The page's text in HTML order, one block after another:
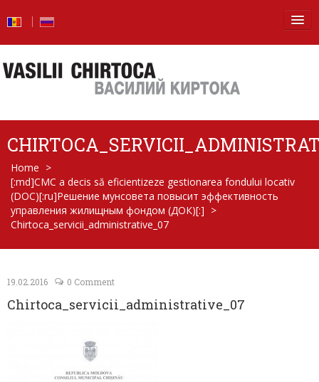
Știri
Blog
Foto
Video
De la vorbe – la fapte
Raport de activitate
Întrebări şi răspunsuri
Despre mine
Home >
[:md]CMC a decis să eficientizeze gestionarea fondului locativ
(DOC)[:ru]Решение мунсовета повысит эффективность
управления жилищным фондом (ДОК)[:] >
Chirtoca_servicii_administrative_07
19.02.2016 0 Comment
Chirtoca_servicii_administrative_07